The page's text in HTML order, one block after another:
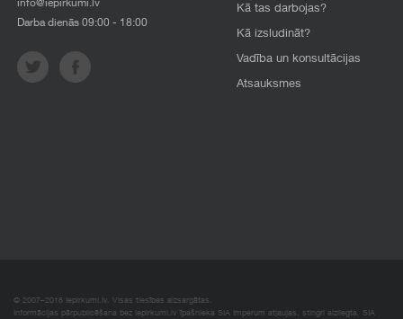
info@iepirkumi.lv
Darba dienās 09:00 - 18:00
Kā tas darbojas?
Kā izsludināt?
Vadība un konsultācijas
Atsauksmes
© 2007–2018 Iepirkumi.lv. Visas tiesības aizsargātas.
Informācijas pārpublicēšana bez iepirkumi.lv īpašnieka SIA Imperum atļaujas, stingri aizliegta. SIA